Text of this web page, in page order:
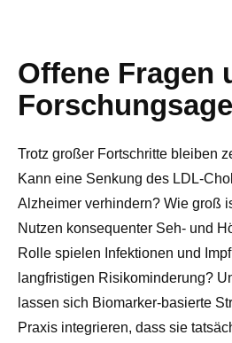
Offene Fragen
Trotz großer Fortschritte bleiben
Kann eine Senkung des LDL-
Alzheimer verhindern? Wie groß
Nutzen konsequenter Seh- und
Rolle spielen Infektionen und
langfristigen Risikominderung?
lassen sich Biomarker-basierte
Praxis integrieren, dass sie